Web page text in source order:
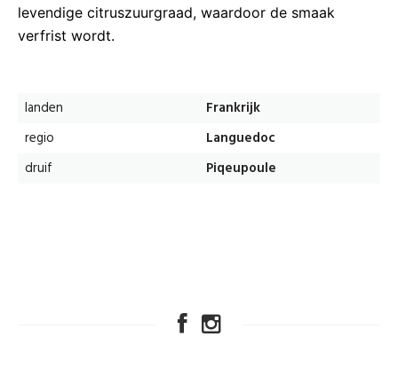
levendige citruszuurgraad, waardoor de smaak
verfrist wordt.
landen
Frankrijk
regio
Languedoc
druif
Piqeupoule